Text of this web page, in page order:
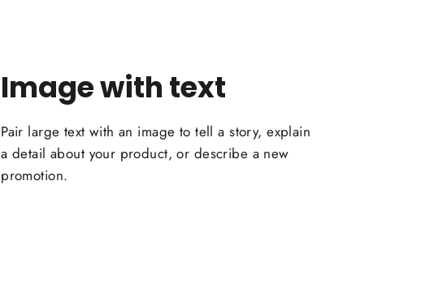
Image with text
Pair large text with an image to tell a story, explain
a detail about your product, or describe a new
promotion.